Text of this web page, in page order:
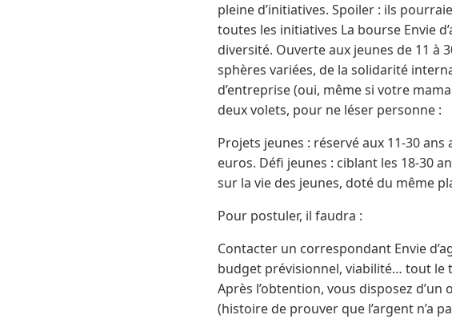
pleine d’initiatives. Spoiler : ils
toutes les initiatives La bourse Envie
diversité. Ouverte aux jeunes de 11 à
sphères variées, de la solidarité
d’entreprise (oui, même si votre
deux volets, pour ne léser personne :
Projets jeunes : réservé aux 11-30
euros. Défi jeunes : ciblant les 18-30
sur la vie des jeunes, doté du même
Pour postuler, il faudra :
Contacter un correspondant Envie
budget prévisionnel, viabilité… tout le
Après l’obtention, vous disposez
(histoire de prouver que l’argent n’a